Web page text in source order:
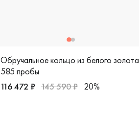
Обручальное кольцо из белого золота
585 пробы
116 472 ₽ 145 590 ₽ 20%